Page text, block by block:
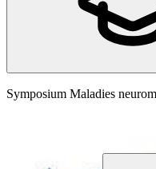
Symposium Maladies